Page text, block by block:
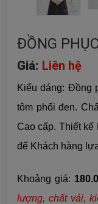
ĐỒNG
Giá: Liên hệ
Kiểu dáng: Đồng
tôm phối đen.
Cao cấp. Thiết kế
để Khách hàng
Khoảng giá:
lượng, chất vải,